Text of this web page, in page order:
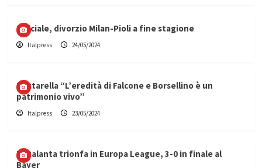
Ufficiale, divorzio Milan-Pioli a fine stagione
Italpress 24/05/2024
Mattarella “L’eredità di Falcone e Borsellino è un
patrimonio vivo”
Italpress 23/05/2024
L’Atalanta trionfa in Europa League, 3-0 in finale al
Bayer